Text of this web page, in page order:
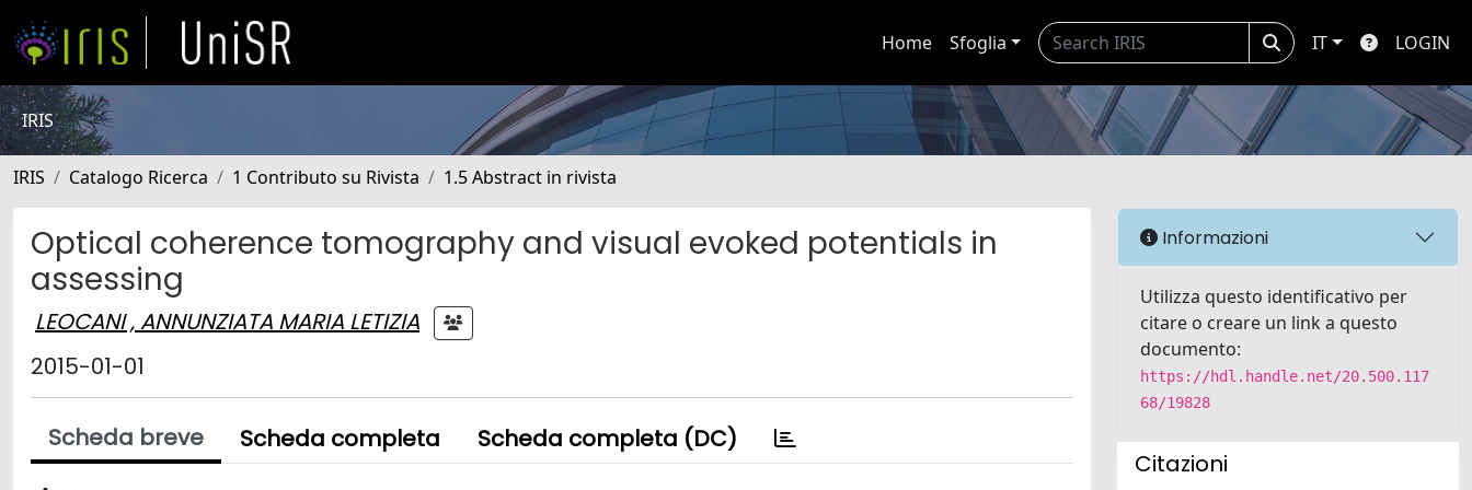
Home Sfoglia IT LOGIN
IRIS
IRIS Catalogo Ricerca 1 Contributo su Rivista 1.5 Abstract in rivista
Optical coherence tomography and visual evoked potentials in
assessing
LEOCANI , ANNUNZIATA MARIA LETIZIA
2015-01-01
Scheda breve Scheda completa Scheda completa (DC)
Informazioni
Utilizza questo identificativo per
citare o creare un link a questo
documento:
https://hdl.handle.net/20.500.117
68/19828
Citazioni